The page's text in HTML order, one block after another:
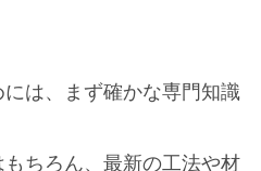
は、まず確かな専門知識
ちろん、最新の工法や材